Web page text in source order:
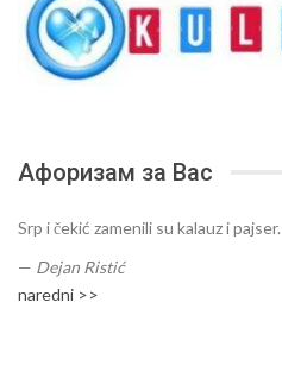
Афоризам за Вас
Srp i čekić zamenili su kalauz i pajser.
— Dejan Ristić
naredni >>